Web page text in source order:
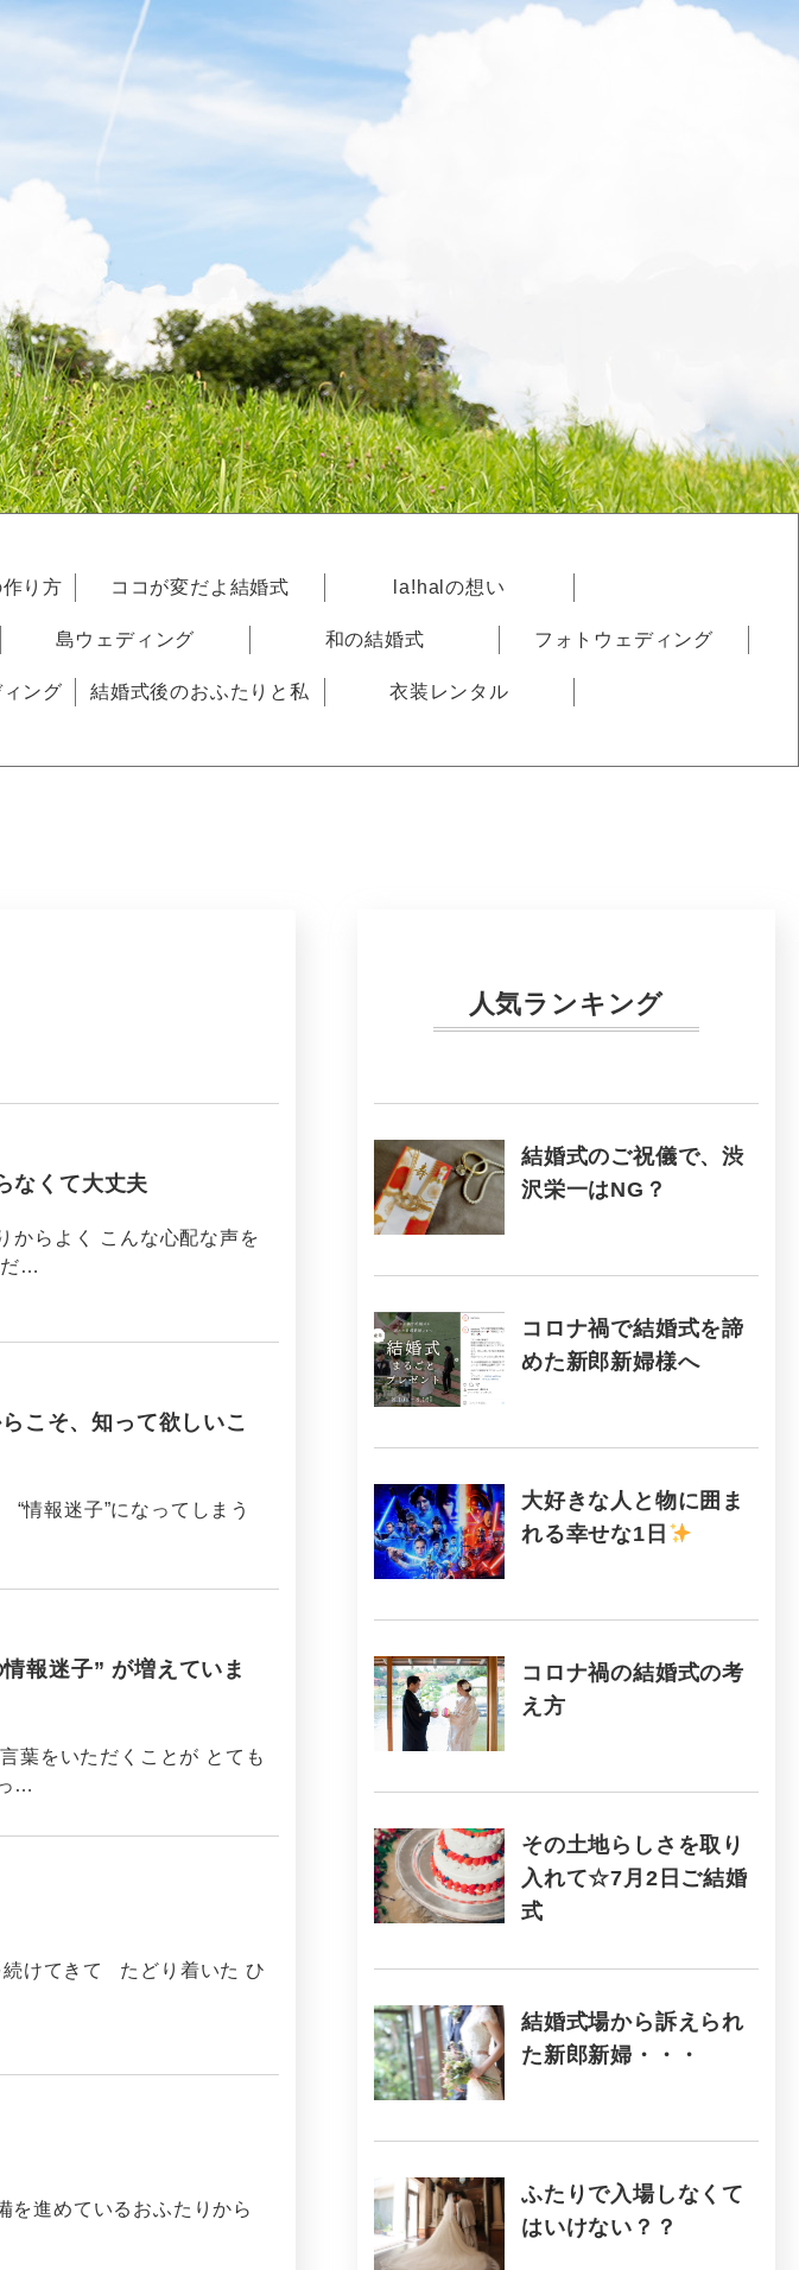
り方 ココが変だよ結婚式 la!halの想い
島ウェディング 和の結婚式 フォトウェディング
ング 結婚式後のおふたりと私 衣装レンタル
なくて大丈夫
らよく こんな心配な声を
だ…
こそ、知って欲しいこ
情報迷子”になってしまう
報迷子” が増えていま
葉をいただくことが とても
…
けてきて たどり着いた ひ
を進めているおふたりから
人気ランキング
結婚式のご祝儀で、渋
沢栄一はNG？
コロナ禍で結婚式を諦
めた新郎新婦様へ
大好きな人と物に囲ま
れる幸せな1日
コロナ禍の結婚式の考
え方
その土地らしさを取り
入れて☆7月2日ご結婚
式
結婚式場から訴えられ
た新郎新婦・・・
ふたりで入場しなくて
はいけない？？